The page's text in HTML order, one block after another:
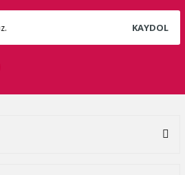
KAYDOL